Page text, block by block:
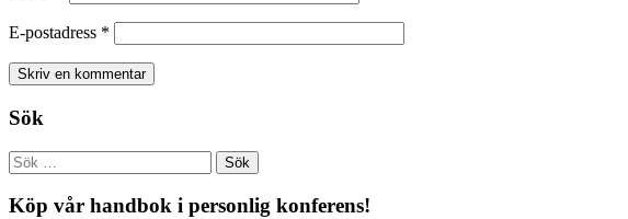
E-postadress *
Sök
Köp vår handbok i personlig konferens!